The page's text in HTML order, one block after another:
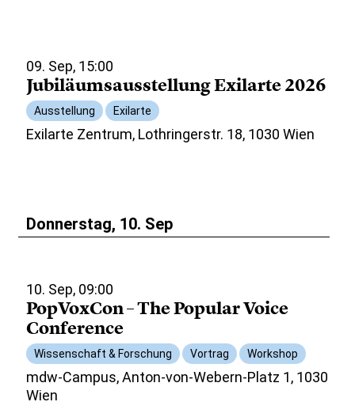
09. Sep, 15:00
Jubiläumsausstellung Exilarte 2026
Ausstellung Exilarte
Exilarte Zentrum, Lothringerstr. 18, 1030 Wien
Donnerstag, 10. Sep
10. Sep, 09:00
PopVoxCon – The Popular Voice
Conference
Wissenschaft & Forschung Vortrag Workshop
mdw-Campus, Anton-von-Webern-Platz 1, 1030
Wien